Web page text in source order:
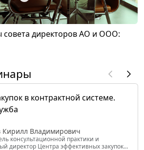
директоров АО и ООО:
в контрактной системе.
Кирилл Владимирович
консультационной практики и
директор Центра эффективных закупок